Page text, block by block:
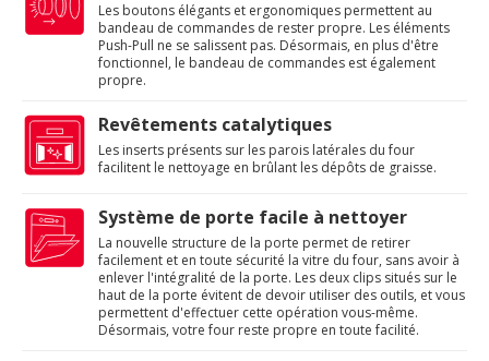
Les boutons élégants et ergonomiques permettent au
bandeau de commandes de rester propre. Les éléments
Push-Pull ne se salissent pas. Désormais, en plus d'être
fonctionnel, le bandeau de commandes est également
propre.
Revêtements catalytiques
Les inserts présents sur les parois latérales du four
facilitent le nettoyage en brûlant les dépôts de graisse.
Système de porte facile à nettoyer
La nouvelle structure de la porte permet de retirer
facilement et en toute sécurité la vitre du four, sans avoir à
enlever l'intégralité de la porte. Les deux clips situés sur le
haut de la porte évitent de devoir utiliser des outils, et vous
permettent d'effectuer cette opération vous-même.
Désormais, votre four reste propre en toute facilité.